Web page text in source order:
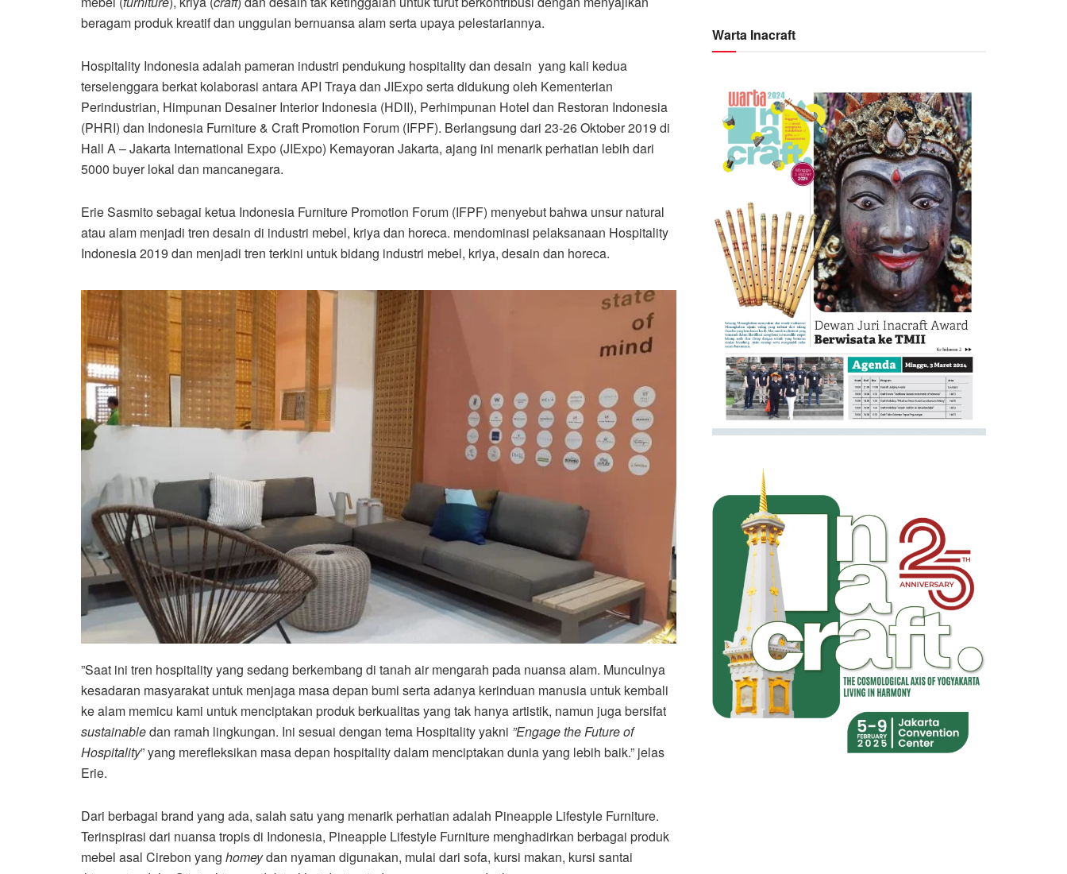
beragam produk kreatif dan unggulan bernuansa alam serta upaya pelestariannya.
Hospitality Indonesia adalah pameran industri pendukung hospitality dan desain yang kali kedua
terselenggara berkat kolaborasi antara API Traya dan JIExpo serta didukung oleh Kementerian
Perindustrian, Himpunan Desainer Interior Indonesia (HDII), Perhimpunan Hotel dan Restoran Indonesia
(PHRI) dan Indonesia Furniture & Craft Promotion Forum (IFPF). Berlangsung dari 23-26 Oktober 2019 di
Hall A – Jakarta International Expo (JIExpo) Kemayoran Jakarta, ajang ini menarik perhatian lebih dari
5000 buyer lokal dan mancanegara.
Erie Sasmito sebagai ketua Indonesia Furniture Promotion Forum (IFPF) menyebut bahwa unsur natural
atau alam menjadi tren desain di industri mebel, kriya dan horeca. mendominasi pelaksanaan Hospitality
Indonesia 2019 dan menjadi tren terkini untuk bidang industri mebel, kriya, desain dan horeca.
”Saat ini tren hospitality yang sedang berkembang di tanah air mengarah pada nuansa alam. Munculnya
kesadaran masyarakat untuk menjaga masa depan bumi serta adanya kerinduan manusia untuk kembali
ke alam memicu kami untuk menciptakan produk berkualitas yang tak hanya artistik, namun juga bersifat
sustainabledan ramah lingkungan. Ini sesuai dengan tema Hospitality yakni ”Engage the Future of
Hospitality” yang merefleksikan masa depan hospitality dalam menciptakan dunia yang lebih baik.” jelas
Erie.
Dari berbagai brand yang ada, salah satu yang menarik perhatian adalah Pineapple Lifestyle Furniture.
Terinspirasi dari nuansa tropis di Indonesia, Pineapple Lifestyle Furniture menghadirkan berbagai produk
mebel asal Cirebon yang homeydan nyaman digunakan, mulai dari sofa, kursi makan, kursi santai
Warta Inacraft